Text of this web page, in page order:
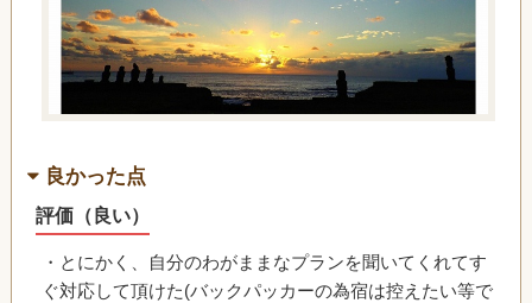
良かった点
評価（良い）
・とにかく、自分のわがままなプランを聞いてくれてす
ぐ対応して頂けた(バックパッカーの為宿は控えたい等で